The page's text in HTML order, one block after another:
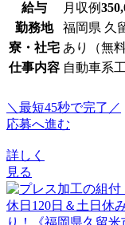
給与 月収例
勤務地
福岡県 久
寮・社宅 あり（無料
仕事内容 自動車系
＼最短45秒で完了／
応募へ進む
詳しく
見る